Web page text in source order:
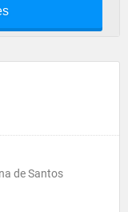
de Santos